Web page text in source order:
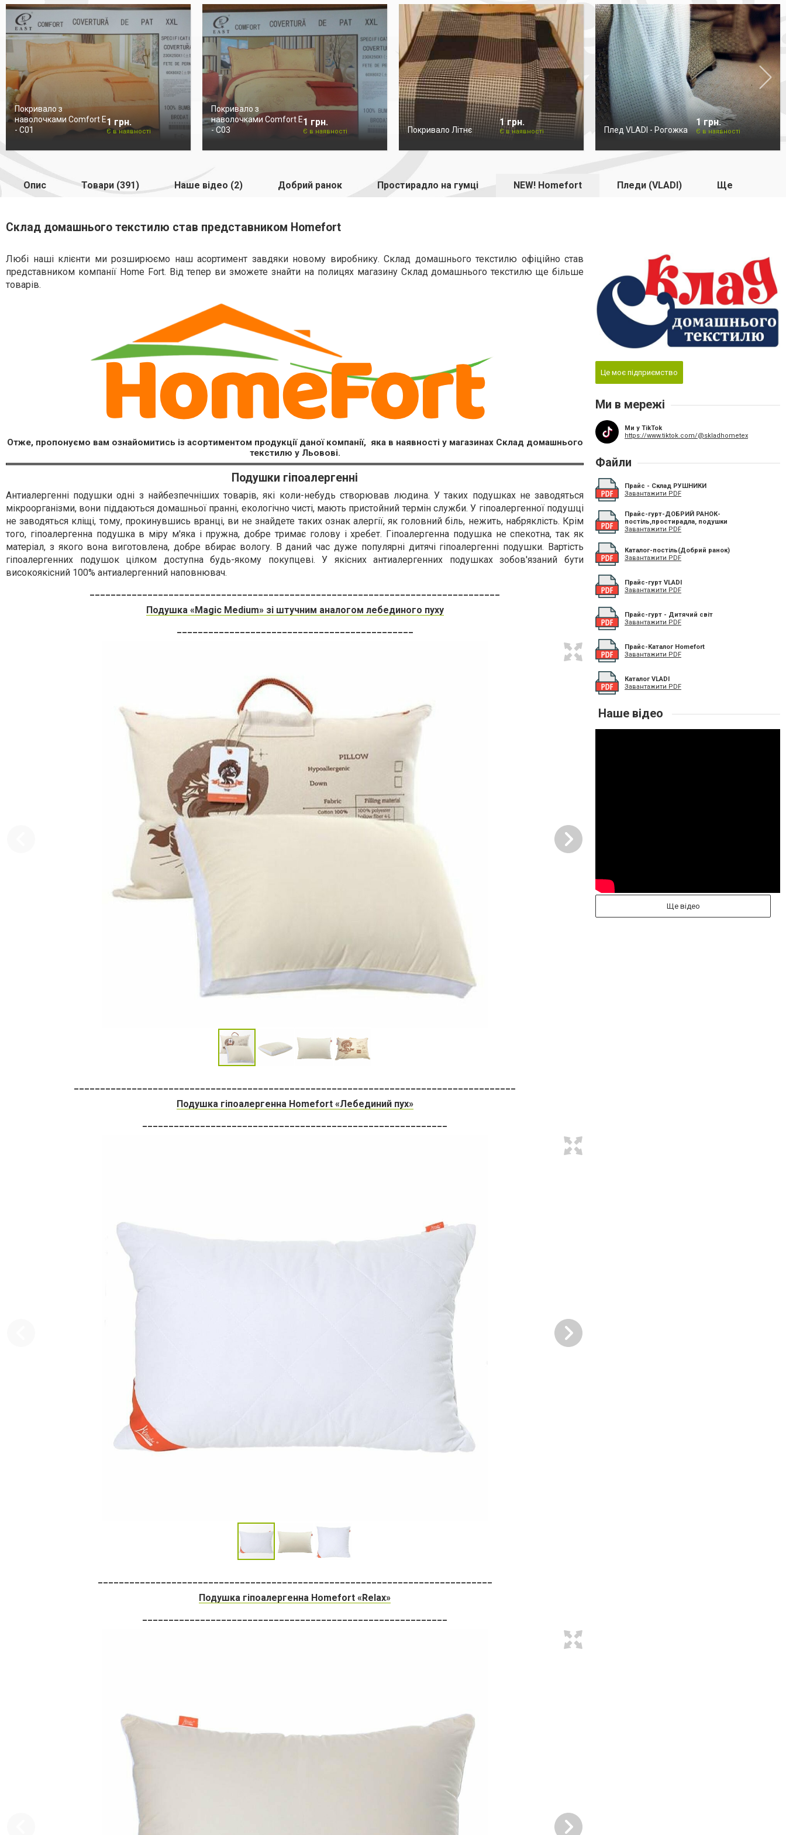
Покривало з
наволочками Comfort E
- C01
1 грн.
Є в наявності
Покривало з
наволочками Comfort E
- C03
1 грн.
Є в наявності Покривало Літнє
1 грн.
Є в наявності Плед VLADI - Рогожка
1 грн.
Є в наявності
Опис Товари (391) Наше відео (2) Добрий ранок Простирадло на гумці NEW! Homefort Пледи (VLADI) Ще
Склад домашнього текстилю став представником Homefort
Любі наші клієнти ми розширюємо наш асортимент завдяки новому виробнику. Склад домашнього текстилю офіційно став
представником компанії Home Fort. Від тепер ви зможете знайти на полицях магазину Склад домашнього текстилю ще більше
товарів.
Отже, пропонуємо вам ознайомитись із асортиментом продукції даної компанії, яка в наявності у магазинах Склад домашнього
текстилю у Льовові.
Подушки гіпоалергенні
Антиалергенні подушки одні з найбезпечніших товарів, які коли-небудь створював людина. У таких подушках не заводяться
мікроорганізми, вони піддаються домашньої пранні, екологічно чисті, мають пристойний термін служби. У гіпоалергенної подушці
не заводяться кліщі, тому, прокинувшись вранці, ви не знайдете таких ознак алергії, як головний біль, нежить, набряклість. Крім
того, гіпоалергенна подушка в міру м'яка і пружна, добре тримає голову і хребет. Гіпоалергенна подушка не спекотна, так як
матеріал, з якого вона виготовлена, добре вбирає вологу. В даний час дуже популярні дитячі гіпоалергенні подушки. Вартість
гіпоалергенних подушок цілком доступна будь-якому покупцеві. У якісних антиалергенних подушках зобов'язаний бути
високоякісний 100% антиалергенний наповнювач.
Подушка «Magic Medium» зі штучним аналогом лебединого пуху
Подушка гіпоалергенна Homefort «Лебединий пух»
Подушка гіпоалергенна Homefort «Relax»
Це моє підприємство
Ми в мережі
Ми у TikTok
https://www.tiktok.com/@skladhometex
Файли
Прайс - Склад РУШНИКИ
Завантажити PDF
Прайс-гурт-ДОБРИЙ РАНОК-
постіль,простирадла, подушки
Завантажити PDF
Каталог-постіль(Добрий ранок)
Завантажити PDF
Прайс-гурт VLADI
Завантажити PDF
Прайс-гурт - Дитячий світ
Завантажити PDF
Прайс-Каталог Homefort
Завантажити PDF
Каталог VLADI
Завантажити PDF
Наше відео
Ще відео